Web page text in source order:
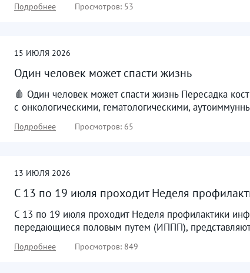
Подробнее Просмотров: 53
15 ИЮЛЯ 2026
Один человек может спасти жизнь
🩸 Один человек может спасти жизнь Пересадка
с онкологическими, гематологическими,
Подробнее Просмотров: 65
13 ИЮЛЯ 2026
С 13 по 19 июля проходит Неделя
С 13 по 19 июля проходит Неделя профилактики
передающиеся половым путем (ИППП),
Подробнее Просмотров: 849